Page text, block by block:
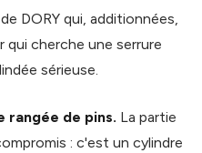
DORY qui, additionnées,
cherche une serrure
sérieuse.
rangée de pins. La partie
: c'est un cylindre